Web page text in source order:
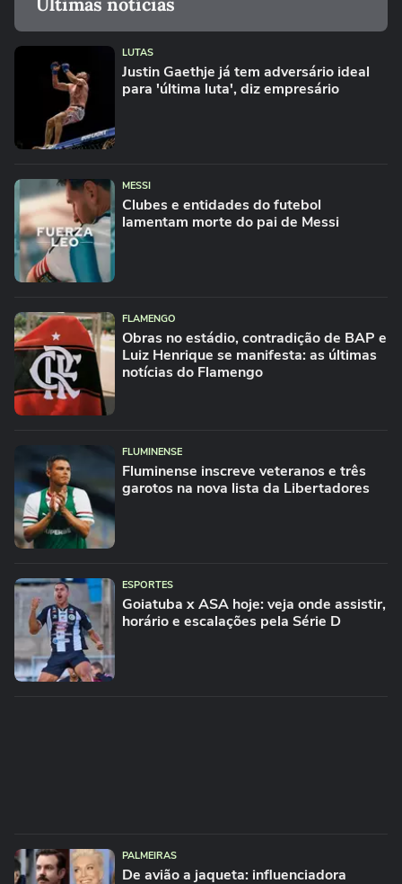
LUTAS
Justin Gaethje já tem adversário ideal
para 'última luta', diz empresário
MESSI
Clubes e entidades do futebol
lamentam morte do pai de Messi
FLAMENGO
Obras no estádio, contradição de BAP e
Luiz Henrique se manifesta: as últimas
notícias do Flamengo
FLUMINENSE
Fluminense inscreve veteranos e três
garotos na nova lista da Libertadores
ESPORTES
Goiatuba x ASA hoje: veja onde assistir,
horário e escalações pela Série D
PALMEIRAS
De avião a jaqueta: influenciadora